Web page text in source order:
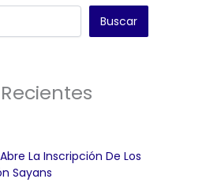
Buscar
Abre La Inscripción De Los
Sayans